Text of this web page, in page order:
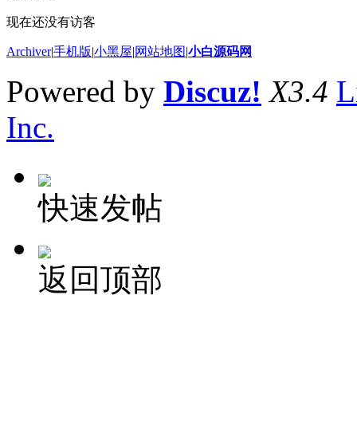
现在还没有访客
Archiver|手机版|小黑屋|网站地图|小白源码网
Powered by Discuz! X3.4
Inc.
快速发帖
返回顶部